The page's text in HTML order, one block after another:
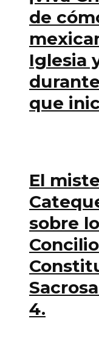
de
Iglesia
que
El
sobre
4.